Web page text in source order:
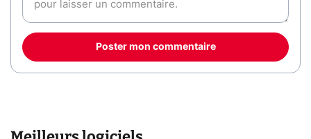
Poster mon commentaire